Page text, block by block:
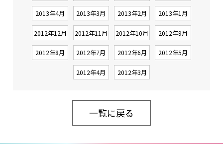
2013年4月 2013年3月 2013年2月 2013年1月
2012年12月 2012年11月 2012年10月 2012年9月
2012年8月 2012年7月 2012年6月 2012年5月
2012年4月 2012年3月
一覧に戻る